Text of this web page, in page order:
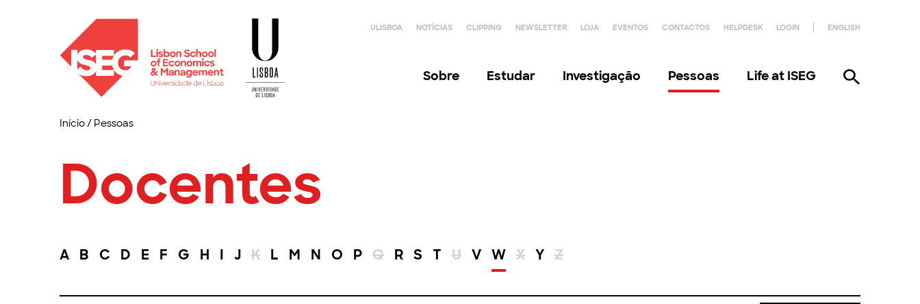
ULISBOA NOTÍCIAS CLIPPING NEWSLETTER LOJA EVENTOS CONTACTOS HELPDESK LOGIN ENGLISH
Sobre Estudar Investigação Pessoas Life at ISEG
Início/ Pessoas
Docentes
A B C D E F G H I J K L M N O P Q R S T U V W X Y Z